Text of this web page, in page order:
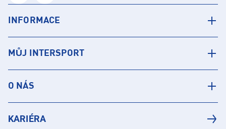
INFORMACE
MŮJ INTERSPORT
O NÁS
KARIÉRA